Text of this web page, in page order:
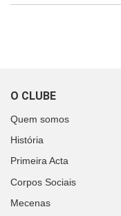
O CLUBE
Quem somos
História
Primeira Acta
Corpos Sociais
Mecenas